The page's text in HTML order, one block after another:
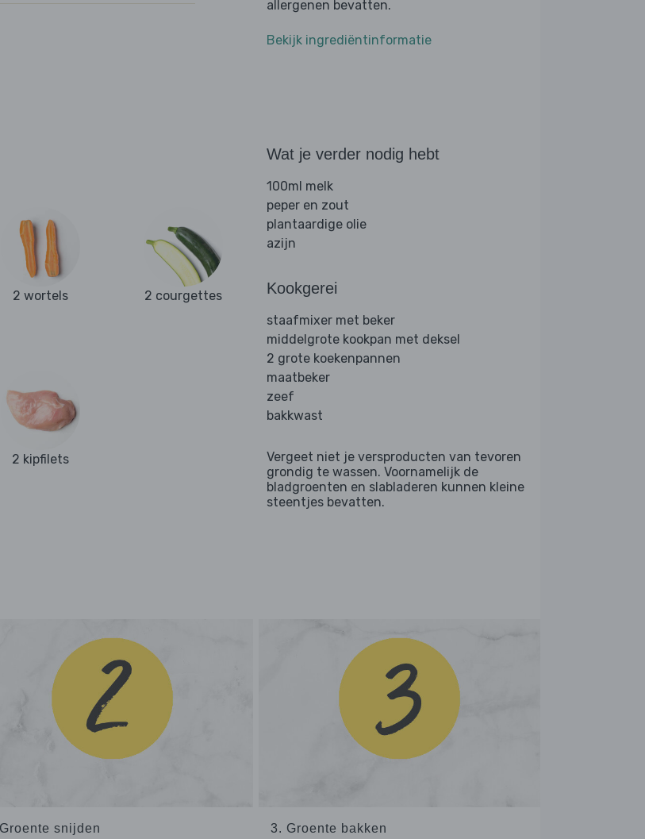
allergenen bevatten.
Bekijk ingrediëntinformatie
2 wortels 2 courgettes
2 kipfilets
Wat je verder nodig hebt
100ml melk
peper en zout
plantaardige olie
azijn
Kookgerei
staafmixer met beker
middelgrote kookpan met deksel
2 grote koekenpannen
maatbeker
zeef
bakkwast
Vergeet niet je versproducten van tevoren
grondig te wassen. Voornamelijk de
bladgroenten en slabladeren kunnen kleine
steentjes bevatten.
snijden 3. Groente bakken